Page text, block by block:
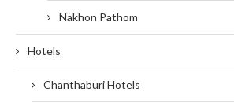
Nakhon Pathom
Hotels
Chanthaburi Hotels